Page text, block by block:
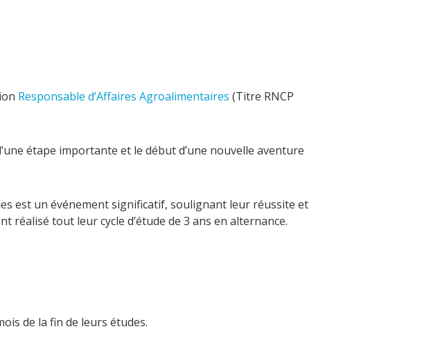
Responsable d’Affaires Agroalimentaires (Titre RNCP
étape importante et le début d’une nouvelle aventure
est un événement significatif, soulignant leur réussite et
tout leur cycle d’étude de 3 ans en alternance.
de la fin de leurs études.